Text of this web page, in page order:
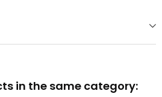
in the same category: